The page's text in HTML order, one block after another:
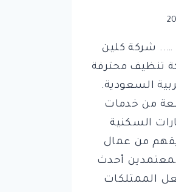
….. شركة كلين
تنظيف محترفة
السعودية.
من خدمات
السكنية
من عمال
أحدث
الممتلكات